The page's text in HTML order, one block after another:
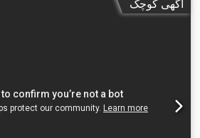
چرخ‌دنده:
کروز کنترل, ,
آگهی کوچک